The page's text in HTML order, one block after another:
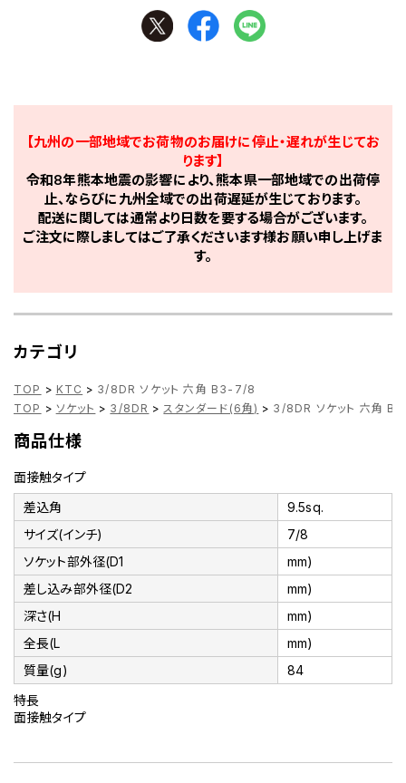
【九州の一部地域でお荷物のお届けに停止・遅れが生じてお
ります】
令和8年熊本地震の影響により、熊本県一部地域での出荷停
止、ならびに九州全域での出荷遅延が生じております。
配送に関しては通常より日数を要する場合がございます。
ご注文に際しましてはご了承くださいます様お願い申し上げま
す。
カテゴリ
TOP > KTC > 3/8DR ソケット 六角 B3-7/8
TOP > ソケット > 3/8DR > スタンダード(6角) > 3/8DR ソケット 六角
商品仕様
面接触タイプ
差込角
9.5sq.
サイズ(インチ)
7/8
ソケット部外径(D1
mm)
差し込み部外径(D2
mm)
深さ(H
mm)
全長(L
mm)
質量(g)
84
特長
面接触タイプ